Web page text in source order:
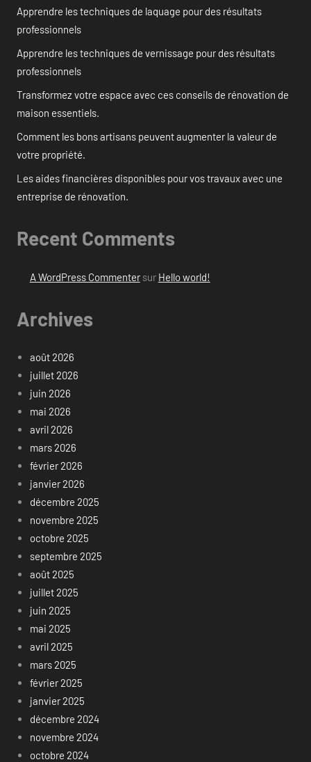
Apprendre les techniques de laquage pour des résultats
professionnels
Apprendre les techniques de vernissage pour des résultats
professionnels
Transformez votre espace avec ces conseils de rénovation de
maison essentiels.
Comment les bons artisans peuvent augmenter la valeur de
votre propriété.
Les aides financières disponibles pour vos travaux avec une
entreprise de rénovation.
Recent Comments
A WordPress Commentersur Hello world!
Archives
août 2026
juillet 2026
juin 2026
mai 2026
avril 2026
mars 2026
février 2026
janvier 2026
décembre 2025
novembre 2025
octobre 2025
septembre 2025
août 2025
juillet 2025
juin 2025
mai 2025
avril 2025
mars 2025
février 2025
janvier 2025
décembre 2024
novembre 2024
octobre 2024